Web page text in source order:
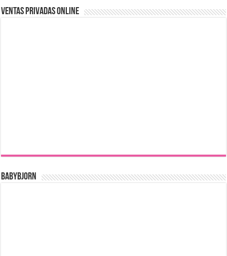
Ventas Privadas Online
BABYBJORN